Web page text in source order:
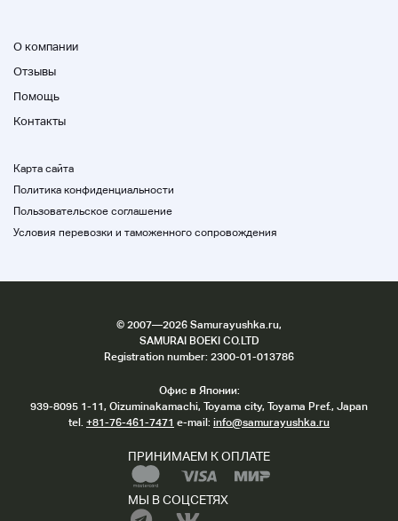
Аксессуары
Никто
статус
Очень чистые продукты, которые почти не
крышке есть тонкая траектория, но она очень
красива без почти ощущения использования.
испытания.
Мы не можем гарантировать
водонепроницаемость.
В зависимости от окружающей среды
монитора, цвет может отличаться от
В случае использованных продуктов,
пожалуйста, поймите, что есть некоторое
чувство использования, царапины и грязь.
О компании
Отзывы
Помощь
Контакты
Карта сайта
Политика конфиденциальности
Пользовательское соглашение
Условия перевозки и таможенного сопровождения
© 2007—2026 Samurayushka.ru,
SAMURAI BOEKI CO.LTD
Registration number: 2300-01-013786
Офис в Японии:
939-8095 1-11, Oizuminakamachi, Toyama city, Toyama Pref., Japan
tel. +81-76-461-7471 e-mail: info@samurayushka.ru
ПРИНИМАЕМ К ОПЛАТЕ
МЫ В СОЦСЕТЯХ